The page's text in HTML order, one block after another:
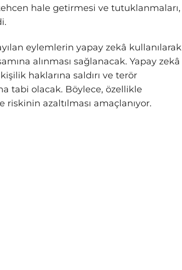
hale getirmesi ve tutuklanmaları,
eylemlerin yapay zekâ kullanılarak
alınması sağlanacak. Yapay zekâ
haklarına saldırı ve terör
tabi olacak. Böylece, özellikle
azaltılması amaçlanıyor.